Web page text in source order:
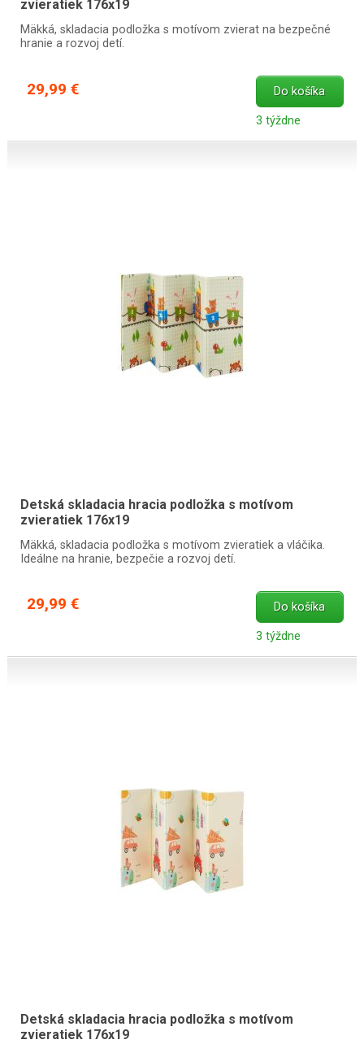
zvieratiek 176x19
Mäkká, skladacia podložka s motívom zvierat na bezpečné
hranie a rozvoj detí.
29,99 € Do košíka
3 týždne
Detská skladacia hracia podložka s motívom
zvieratiek 176x19
Mäkká, skladacia podložka s motívom zvieratiek a vláčika.
Ideálne na hranie, bezpečie a rozvoj detí.
29,99 € Do košíka
3 týždne
Detská skladacia hracia podložka s motívom
zvieratiek 176x19